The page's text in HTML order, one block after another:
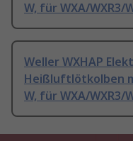
W, für WXA/WXR3/
Weller WXHAP
Heißluftlötkolben
W, für WXA/WXR3/